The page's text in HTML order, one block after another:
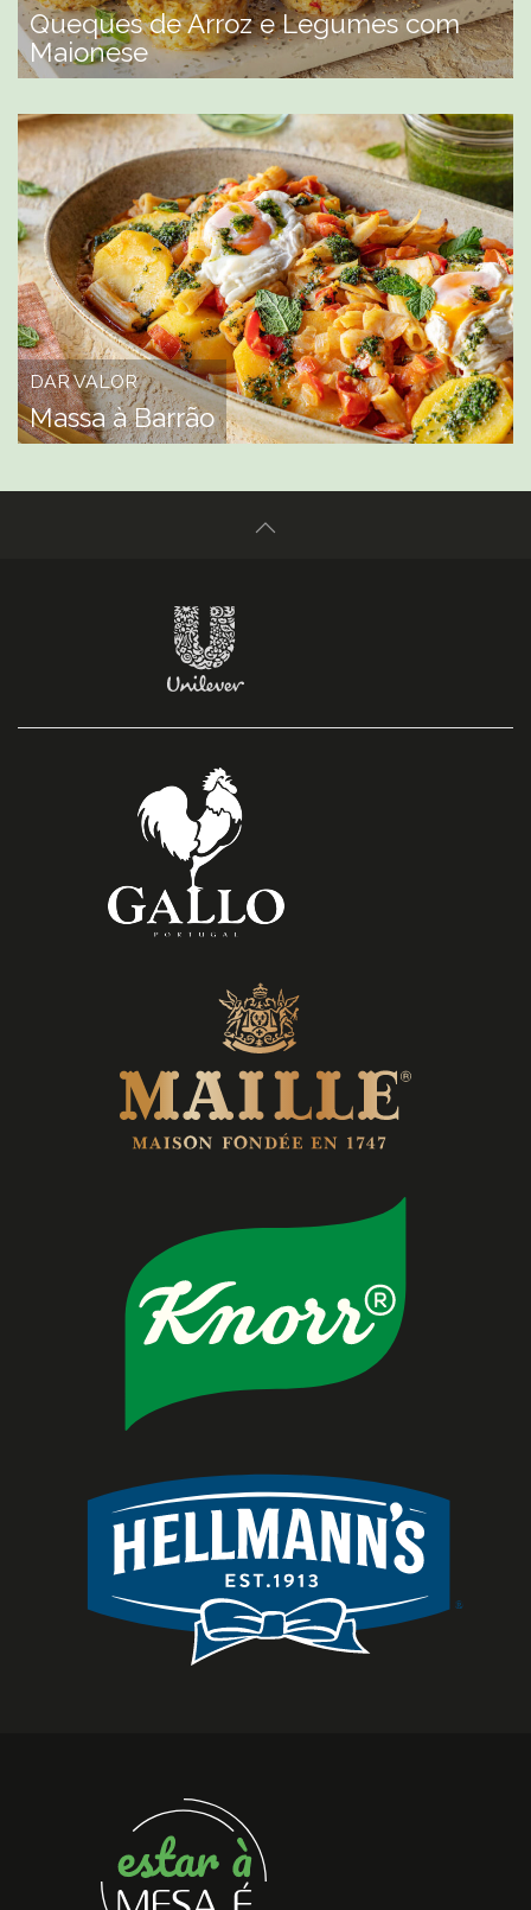
Queques de Arroz e Legumes com
Maionese
DAR VALOR
Massa à Barrão